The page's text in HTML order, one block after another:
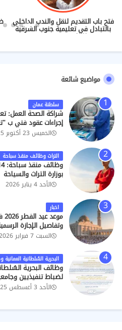
فتح باب التقديم لنقل والندب الداخلي
بالتبادل في تعليمية جنوب الشرقية
للعام 2026/2027
مواضيع شائعة
سلطنة عمان
شراكة الصحة العمل:
إجراءات عقود فني ب
الخميس 23 أكتوبر 2025
التراث وظائف منقذ سباحة
بوزارة التراث والسياحة
الأحد 4 يناير 2026
اخبار
وتفاصيل الإجازة
السبت 7 فبراير 2026
البحرية السُلطانية
لضباط تنفيذيين
الأحد 3 أغسطس 2025